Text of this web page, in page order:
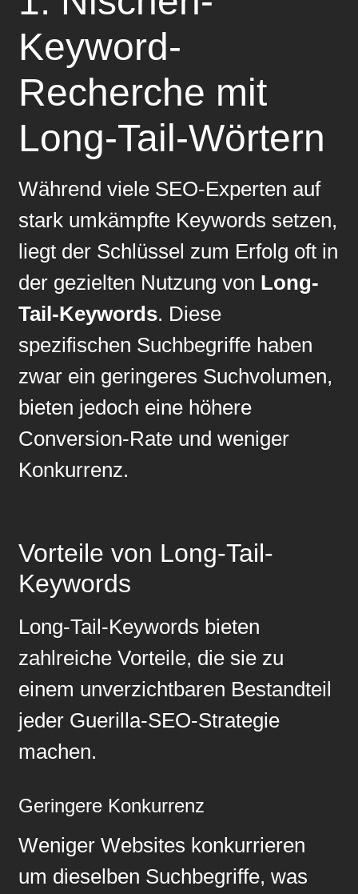
Keyword-
Recherche mit
Long-Tail-Wörtern
Während viele SEO-Experten auf
stark umkämpfte Keywords setzen,
liegt der Schlüssel zum Erfolg oft in
der gezielten Nutzung von Long-
Tail-Keywords. Diese
spezifischen Suchbegriffe haben
zwar ein geringeres Suchvolumen,
bieten jedoch eine höhere
Conversion-Rate und weniger
Konkurrenz.
Vorteile von Long-Tail-
Keywords
Long-Tail-Keywords bieten
zahlreiche Vorteile, die sie zu
einem unverzichtbaren Bestandteil
jeder Guerilla-SEO-Strategie
machen.
Geringere Konkurrenz
Weniger Websites konkurrieren
um dieselben Suchbegriffe, was